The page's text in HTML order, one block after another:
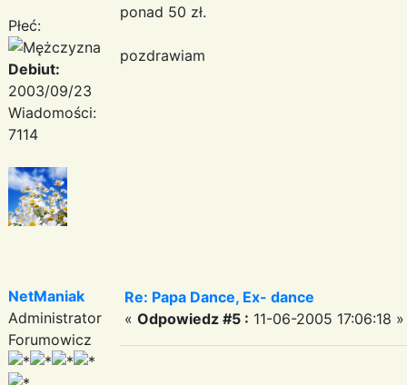
Płeć:
Debiut:
2003/09/23
Wiadomości:
7114
ponad 50 zł.
pozdrawiam
NetManiak
Administrator
Forumowicz
Re: Papa Dance, Ex- dance
« Odpowiedz #5 : 11-06-2005 17:06:18 »